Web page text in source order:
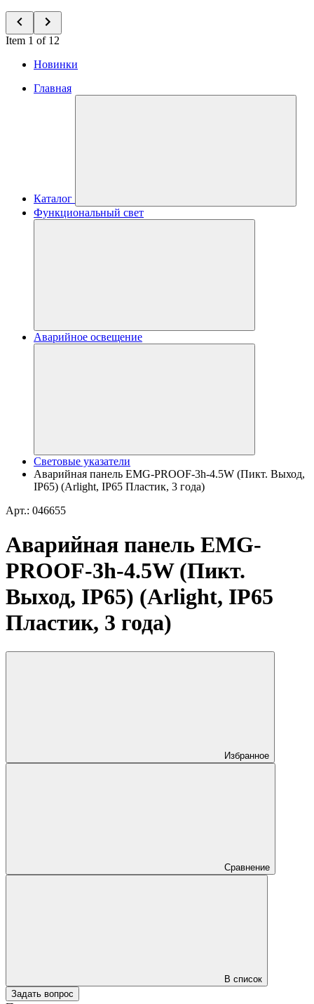
Item 1 of 12
Новинки
Главная
Каталог
Функциональный свет
Аварийное освещение
Световые указатели
Аварийная панель EMG-PROOF-3h-4.5W (Пикт. Выход,
IP65) (Arlight, IP65 Пластик, 3 года)
Арт.: 046655
Аварийная панель EMG-
PROOF-3h-4.5W (Пикт.
Выход, IP65) (Arlight, IP65
Пластик, 3 года)
Избранное
Сравнение
В список
Задать вопрос